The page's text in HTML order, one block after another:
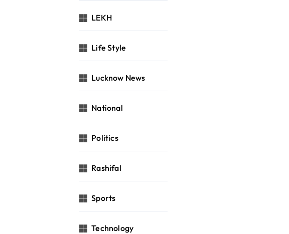
LEKH
Life Style
Lucknow News
National
Politics
Rashifal
Sports
Technology